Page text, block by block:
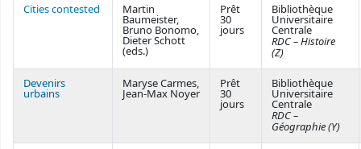
Cities contested Martin
Baumeister,
Bruno Bonomo,
Dieter Schott
(eds.)
Prêt
30
jours
Bibliothèque
Universitaire
Centrale
RDC – Histoire
(Z)
Devenirs
urbains
Maryse Carmes,
Jean-Max Noyer
Prêt
30
jours
Bibliothèque
Universitaire
Centrale
RDC –
Géographie (Y)